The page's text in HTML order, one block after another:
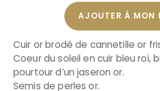
AJOUTER À MON
Cuir or brodé de cannetille or
Coeur du soleil en cuir bleu roi,
pourtour d’un jaseron or.
Semis de perles or.